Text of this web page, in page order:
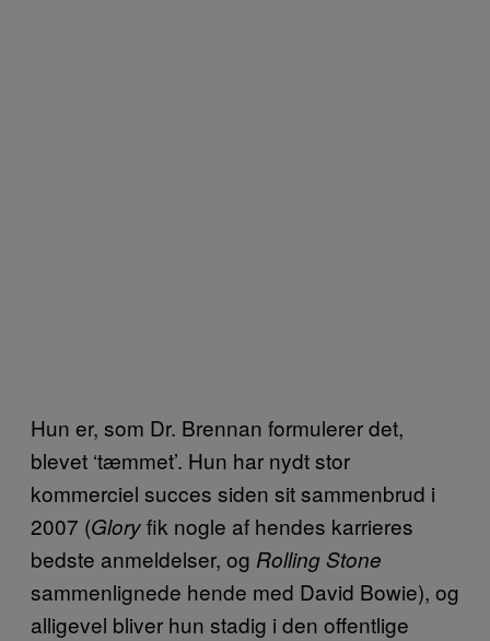
Hun er, som Dr. Brennan formulerer det,
blevet ‘tæmmet’. Hun har nydt stor
kommerciel succes siden sit sammenbrud i
2007 (Gloryfik nogle af hendes karrieres
bedste anmeldelser, og Rolling Stone
sammenlignede hende med David Bowie), og
alligevel bliver hun stadig i den offentlige